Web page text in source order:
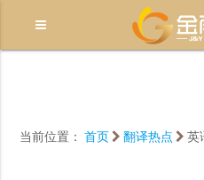
当前位置：首页 翻译热点 英